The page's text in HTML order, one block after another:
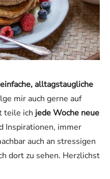
alltagstaugliche
mir auch gerne auf
teile ichjede Woche neue
Inspirationen, immer
auch an stressigen
dort zu sehen. Herzlichst